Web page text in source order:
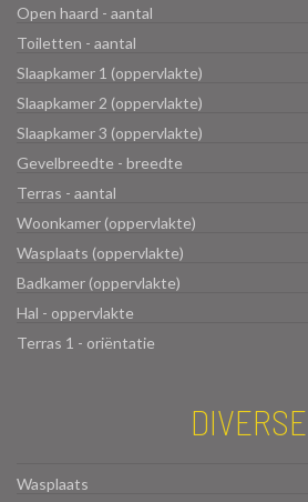
Open haard - aantal
Toiletten - aantal
Slaapkamer 1 (oppervlakte)
Slaapkamer 2 (oppervlakte)
Slaapkamer 3 (oppervlakte)
Gevelbreedte - breedte
Terras - aantal
Woonkamer (oppervlakte)
Wasplaats (oppervlakte)
Badkamer (oppervlakte)
Hal - oppervlakte
Terras 1 - oriëntatie
DIVERSE
Wasplaats